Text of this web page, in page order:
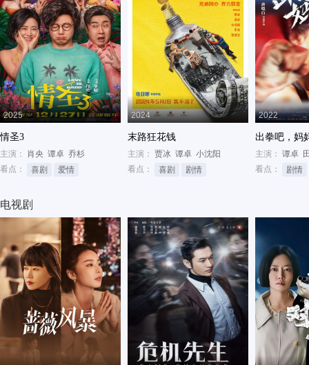
2025
情圣3
主演： 肖央 谭卓 乔杉
看点：
喜剧 爱情
2024
末路狂花钱
主演： 贾冰 谭卓 小沈阳
看点：
喜剧 剧情
2022
出拳吧，妈
主演： 谭卓
看点：
剧情
电视剧